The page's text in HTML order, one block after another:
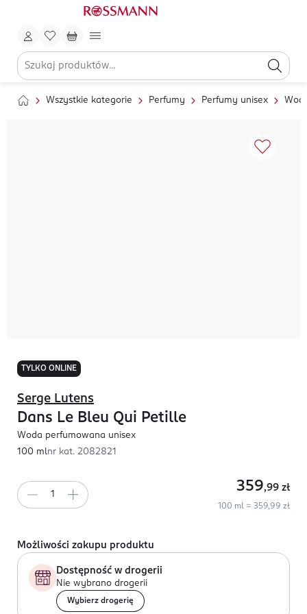
Wszystkie kategorie Perfumy Perfumy unisex
TYLKO ONLINE
Serge Lutens
Dans Le Bleu Qui Petille
Woda perfumowana unisex
100 mlnr kat. 2082821
359,99 zł
100 ml = 359,99 zł
Możliwości zakupu produktu
Dostępność w drogerii
Nie wybrano drogerii
Wybierz drogerię